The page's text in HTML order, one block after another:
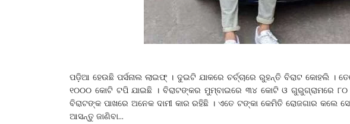
ପଡ଼ିଆ ହେଉଛି ପର୍ସନାଲ ଲାଇଫ୍ । ଦୁଇଟି ଯାକରେ ଚର୍ଚ୍ଚାରେ ରୁହନ୍ତି ବିରାଟ କୋହଲି ।
୧୦୦୦ କୋଟି ଟପି ଯାଇଛି । ବିରାଟଙ୍କର ମୁମ୍ବାଇରେ ୩୪ କୋଟି ଓ ଗୁରୁଗ୍ରାମରେ ୮୦
ବିରାଟଙ୍କ ପାଖରେ ଅନେକ ଦାମୀ କାର ରହିଛି । ଏତେ ଟଙ୍କା କେମିତି ରୋଜଗାର
ଆସନ୍ତୁ ଜାଣିବା...